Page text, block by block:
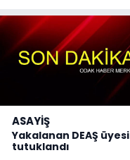
ASAYİŞ
Yakalanan DEAŞ üyesi
tutuklandı